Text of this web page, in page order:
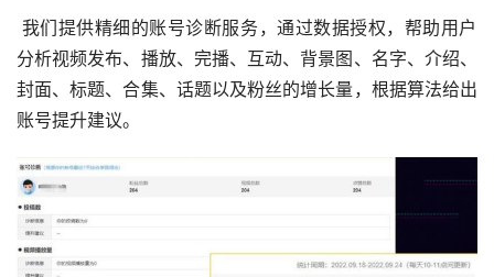
分析视频发布、播放、完播、互动、背景图、名字、介绍、
封面、标题、合集、话题以及粉丝的增长量，根据算法给出
账号提升建议。